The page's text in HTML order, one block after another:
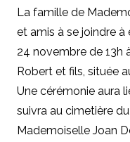
La famille de
et amis à se joindre à
24 novembre de 13h
Robert et fils, située
Une cérémonie aura
suivra au cimetière
Mademoiselle Joan